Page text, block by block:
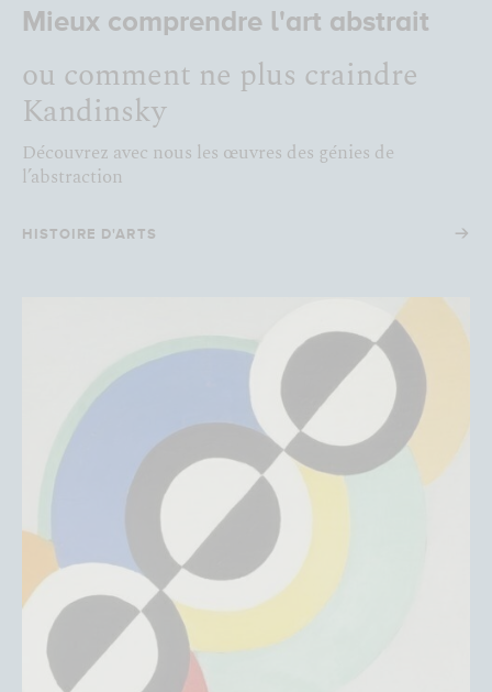
Mieux comprendre l'art abstrait
ou comment ne plus craindre
Kandinsky
Découvrez avec nous les œuvres des génies de
l’abstraction
HISTOIRE D'ARTS →